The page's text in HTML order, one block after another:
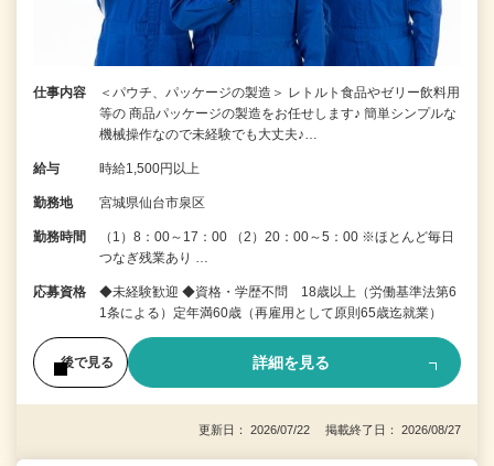
仕事内容
＜パウチ、パッケージの製造＞ レトルト食品やゼリー飲料用
等の 商品パッケージの製造をお任せします♪ 簡単シンプルな
機械操作なので未経験でも大丈夫♪…
給与 時給1,500円以上
勤務地 宮城県仙台市泉区
勤務時間
（1）8：00～17：00 （2）20：00～5：00 ※ほとんど毎日
つなぎ残業あり …
応募資格
◆未経験歓迎 ◆資格・学歴不問 18歳以上（労働基準法第6
1条による）定年満60歳（再雇用として原則65歳迄就業）
後で見る 詳細を見る
更新日： 2026/07/22 掲載終了日： 2026/08/27